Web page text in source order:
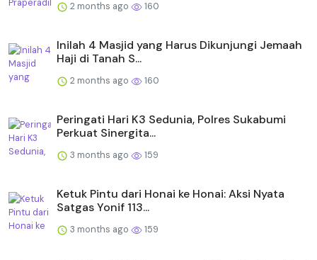
2 months ago 160
Inilah 4 Masjid yang Harus Dikunjungi Jemaah
Haji di Tanah S...
2 months ago 160
Peringati Hari K3 Sedunia, Polres Sukabumi
Perkuat Sinergita...
3 months ago 159
Ketuk Pintu dari Honai ke Honai: Aksi Nyata
Satgas Yonif 113...
3 months ago 159